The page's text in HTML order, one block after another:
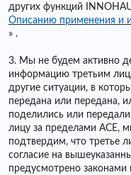
других функций
Описанию применения и
» .
3. Мы не будем активно
информацию третьим
другие ситуации, в
передана или передана,
поделились или
лицу за пределами ACE,
подтвердим, что третье
согласие на
предусмотрено законами